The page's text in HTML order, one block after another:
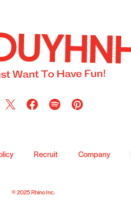
Recruit Company
© 2025 Rhino Inc.